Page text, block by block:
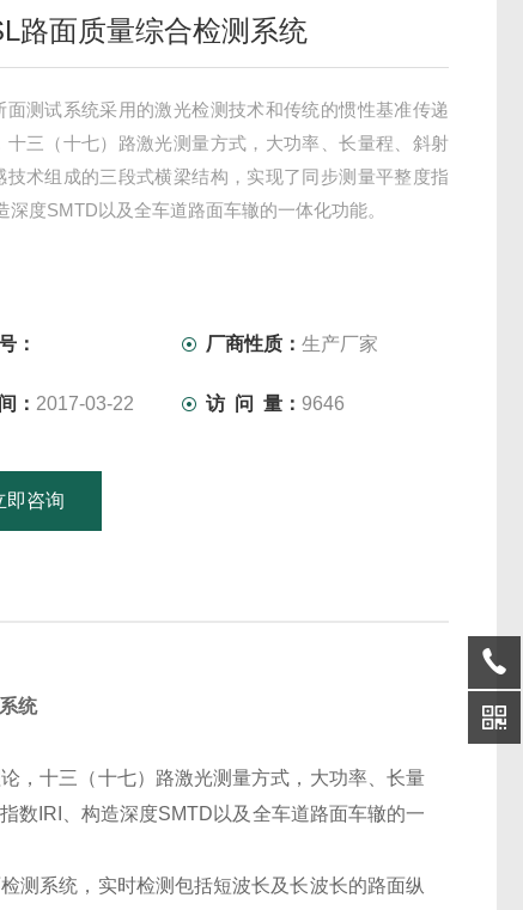
路面质量综合检测系统
面测试系统采用的激光检测技术和传统的惯性基准传递
十三（十七）路激光测量方式，大功率、长量程、斜射
技术组成的三段式横梁结构，实现了同步测量平整度指
深度SMTD以及全车道路面车辙的一体化功能。
： 厂商性质：生产厂家
： 2017-03-22 访 问 量： 9646
即咨询
统
，十三（十七）路激光测量方式，大功率、长量
数IRI、构造深度SMTD以及全车道路面车辙的一
测系统，实时检测包括短波长及长波长的路面纵